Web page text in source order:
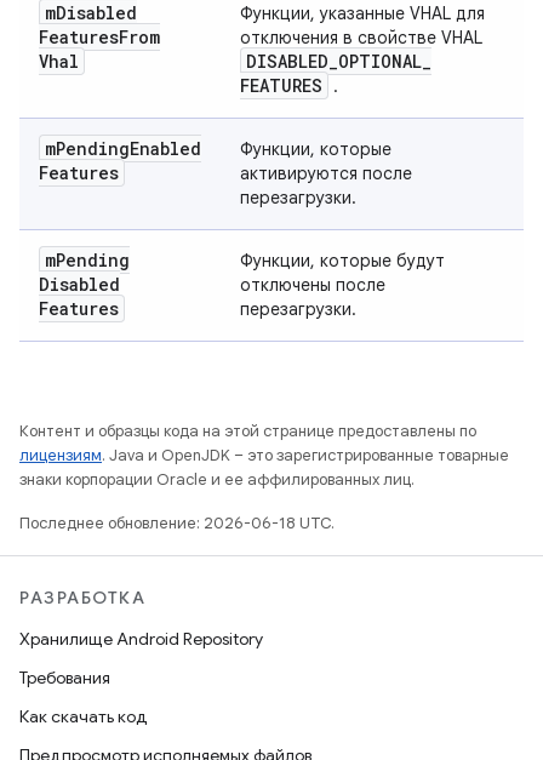
mDisabled
FeaturesFrom
Vhal
Функции, указанные VHAL для
отключения в свойстве VHAL
DISABLED_OPTIONAL_
FEATURES
.
mPendingEnabled
Features
Функции, которые
активируются после
перезагрузки.
mPending
Disabled
Features
Функции, которые будут
отключены после
перезагрузки.
Контент и образцы кода на этой странице предоставлены по
лицензиям. Java и OpenJDK – это зарегистрированные товарные
знаки корпорации Oracle и ее аффилированных лиц.
Последнее обновление: 2026-06-18 UTC.
РАЗРАБОТКА
Хранилище Android Repository
Требования
Как скачать код
Предпросмотр исполняемых файлов